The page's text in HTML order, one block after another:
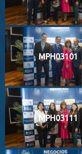
MPH03101
MPH03111